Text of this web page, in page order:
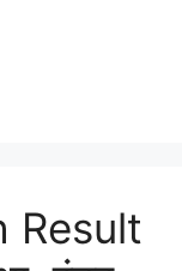
Result